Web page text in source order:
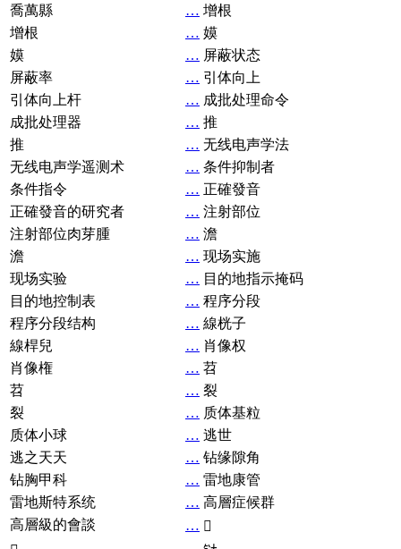
喬萬縣
… 增根
增根
… 嫫
嫫
… 屏蔽状态
屏蔽率
… 引体向上
引体向上杆
… 成批处理命令
成批处理器
… 推
推
… 无线电声学法
无线电声学遥测术
… 条件抑制者
条件指令
… 正確發音
正確發音的研究者
… 注射部位
注射部位肉芽腫
… 澹
澹
… 现场实施
现场实验
… 目的地指示掩码
目的地控制表
… 程序分段
程序分段结构
… 線桄子
線桿兒
… 肖像权
肖像権
… 苕
苕
… 裂
裂
… 质体基粒
质体小球
… 逃世
逃之天天
… 钻缘隙角
钻胸甲科
… 雷地康管
雷地斯特系统
… 高層症候群
高層級的會談
… 𧘞